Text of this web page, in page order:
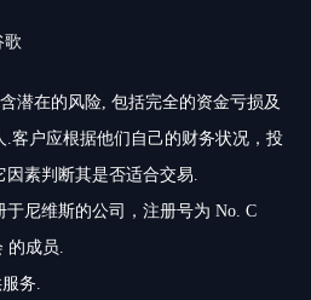
歌
潜在的风险, 包括完全的资金亏损及
客户应根据他们自己的财务状况，投
素判断其是否适合交易.
于尼维斯的公司，注册号为 No. C
的成员.
务.